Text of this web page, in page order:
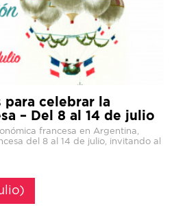
para celebrar la
– Del 8 al 14 de julio
francesa en Argentina,
del 8 al 14 de julio, invitando al